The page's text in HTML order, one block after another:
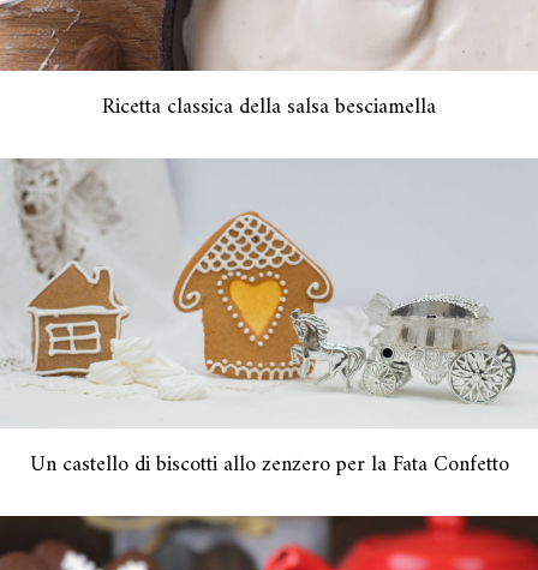
Ricetta classica della salsa besciamella
Un castello di biscotti allo zenzero per la Fata Confetto